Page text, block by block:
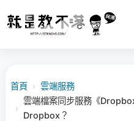
首頁 › 雲端服務
›
雲端檔案同步服務《
Dropbox？